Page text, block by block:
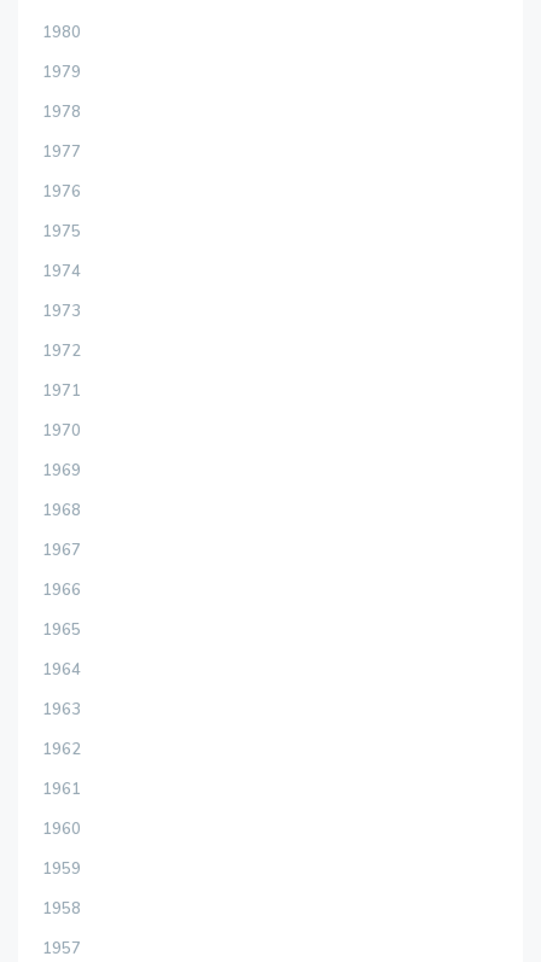
1980
1979
1978
1977
1976
1975
1974
1973
1972
1971
1970
1969
1968
1967
1966
1965
1964
1963
1962
1961
1960
1959
1958
1957